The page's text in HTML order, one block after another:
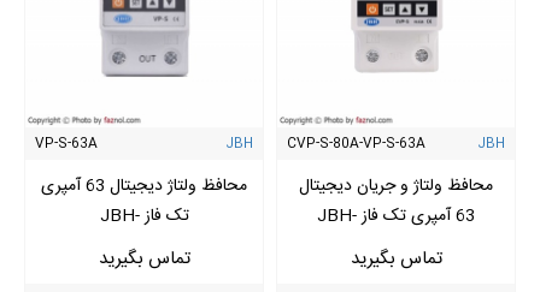
JBH
CVP-S-80A-VP-S-63A
محافظ ولتاژ و جریان دیجیتال
63 آمپری تک فاز -JBH
JBH
VP-S-63A
محافظ ولتاژ دیجیتال 63 آمپری
تک فاز -JBH